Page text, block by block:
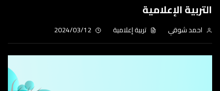
التربية الإعلامية
احمد شوقي تربية إعلامية 2024/03/12